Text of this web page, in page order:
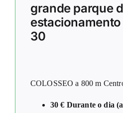
grande parque
30
COLOSSEO a 800 m
30 € Durante o dia